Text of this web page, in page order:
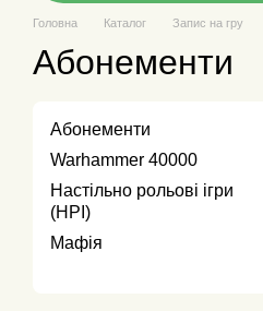
Головна Каталог Запис на гру
Абонементи
Абонементи
Warhammer 40000
Настільно рольові ігри
(НРІ)
Мафія